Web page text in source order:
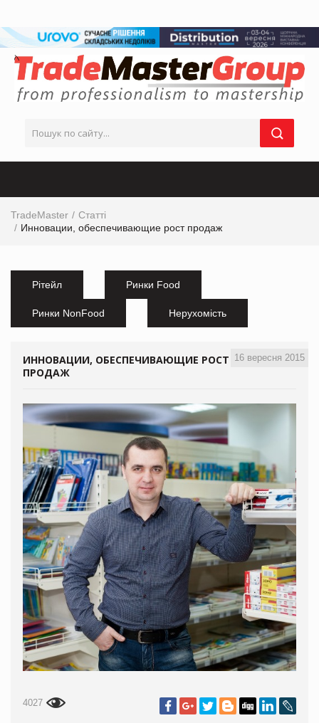
TradeMaster
Статті
Инновации, обеспечивающие рост продаж
Рітейл Ринки Food
Ринки NonFood Нерухомість
16 вересня 2015
ИННОВАЦИИ, ОБЕСПЕЧИВАЮЩИЕ РОСТ
ПРОДАЖ
4027